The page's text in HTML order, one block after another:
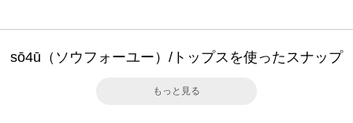
sō4ū（ソウフォーユー）/トップスを使ったスナップ
もっと見る